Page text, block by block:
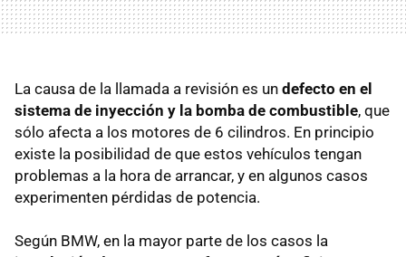
La causa de la llamada a revisión es un defecto en el
sistema de inyección y la bomba de combustible, que
sólo afecta a los motores de 6 cilindros. En principio
existe la posibilidad de que estos vehículos tengan
problemas a la hora de arrancar, y en algunos casos
experimenten pérdidas de potencia.
Según BMW, en la mayor parte de los casos la